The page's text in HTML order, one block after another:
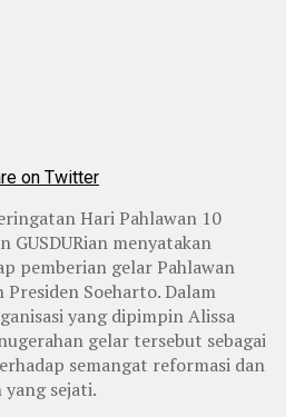
on Twitter
Hari Pahlawan 10
GUSDURian menyatakan
pemberian gelar Pahlawan
Soeharto. Dalam
yang dipimpin Alissa
gelar tersebut sebagai
semangat reformasi dan
sejati.